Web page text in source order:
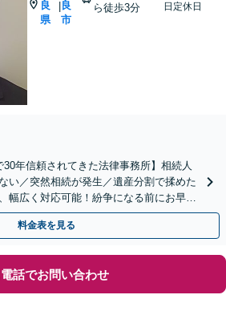
良
県
|良
市
ら徒歩3分
日定休日
30年信頼されてきた法律事務所】相続人
い／突然相続が発生／遺産分割で揉めた
幅広く対応可能！紛争になる前にお早め
護士で対応可能】
料金表を見る
電話でお問い合わせ